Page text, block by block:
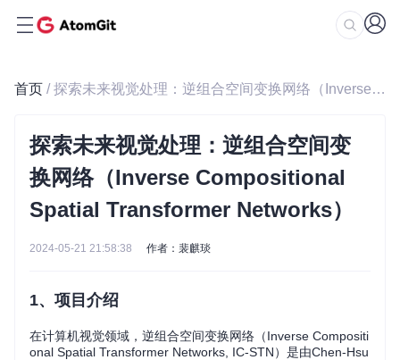
首页 / 探索未来视觉处理：逆组合空间变换网络（Inverse Compositional Spatial Transformer Networks）
探索未来视觉处理：逆组合空间变
换网络（Inverse Compositional
Spatial Transformer Networks）
2024-05-21 21:58:38 作者：裴麒琰
1、项目介绍
在计算机视觉领域，逆组合空间变换网络（Inverse Compositi
onal Spatial Transformer Networks, IC-STN）是由Chen-Hsu